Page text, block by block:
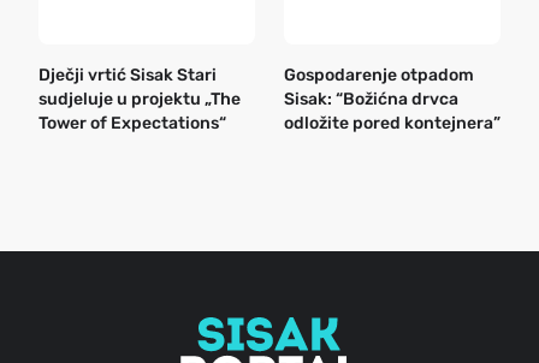
Dječji vrtić Sisak Stari
sudjeluje u projektu „The
Tower of Expectations“
Gospodarenje otpadom
Sisak: “Božićna drvca
odložite pored kontejnera”